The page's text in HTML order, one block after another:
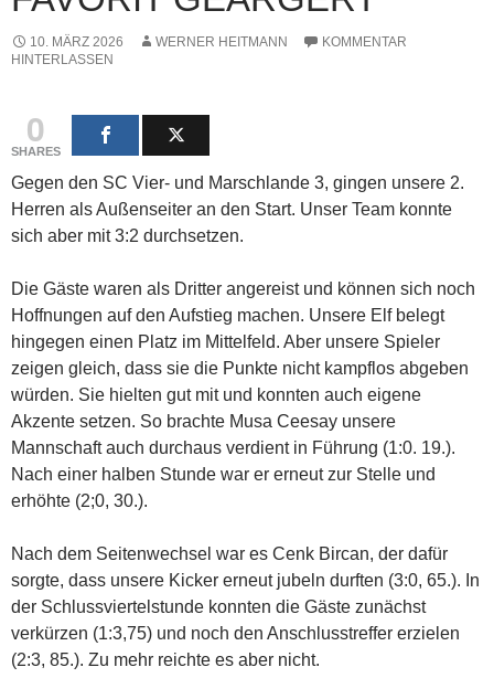
10. MÄRZ 2026 WERNER HEITMANN
KOMMENTAR
HINTERLASSEN
0
SHARES
Gegen den SC Vier- und Marschlande 3, gingen unsere 2.
Herren als Außenseiter an den Start. Unser Team konnte
sich aber mit 3:2 durchsetzen.
Die Gäste waren als Dritter angereist und können sich noch
Hoffnungen auf den Aufstieg machen. Unsere Elf belegt
hingegen einen Platz im Mittelfeld. Aber unsere Spieler
zeigen gleich, dass sie die Punkte nicht kampflos abgeben
würden. Sie hielten gut mit und konnten auch eigene
Akzente setzen. So brachte Musa Ceesay unsere
Mannschaft auch durchaus verdient in Führung (1:0. 19.).
Nach einer halben Stunde war er erneut zur Stelle und
erhöhte (2;0, 30.).
Nach dem Seitenwechsel war es Cenk Bircan, der dafür
sorgte, dass unsere Kicker erneut jubeln durften (3:0, 65.). In
der Schlussviertelstunde konnten die Gäste zunächst
verkürzen (1:3,75) und noch den Anschlusstreffer erzielen
(2:3, 85.). Zu mehr reichte es aber nicht.